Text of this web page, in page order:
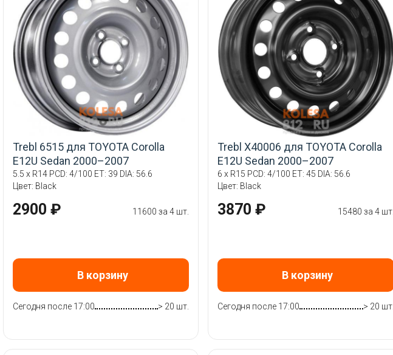
Trebl 6515 для TOYOTA Corolla
E12U Sedan 2000–2007
5.5 x R14 PCD: 4/100 ET: 39 DIA: 56.6
Цвет: Black
2900 ₽ 11600 за 4 шт.
В корзину
Сегодня после 17:00 > 20 шт.
Trebl X40006 для TOYOTA Corolla
E12U Sedan 2000–2007
6 x R15 PCD: 4/100 ET: 45 DIA: 56.6
Цвет: Black
3870 ₽ 15480 за 4 шт.
В корзину
Сегодня после 17:00 > 20 шт.